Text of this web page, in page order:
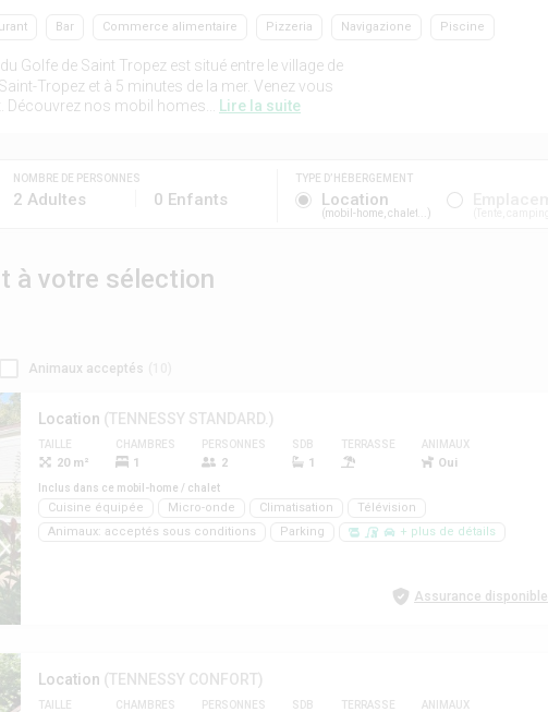
Bar Commerce alimentaire Pizzeria Navigazione Piscine
Golfe de Saint Tropez est situé entre le village de
Tropez et à 5 minutes de la mer. Venez vous
nos mobil homes...
Lire la suite
NOMBRE DE PERSONNES
2 Adultes 0 Enfants
TYPE D’HÉBERGEMENT
Location
mobil-home, chalet...
à votre sélection
Animaux acceptés
Location (TENNESSY STANDARD.)
TAILLE
20 m²
CHAMBRES
1
PERSONNES
2
SDB
1
TERRASSE ANIMAUX
Oui
Inclus dans ce mobil-home / chalet
Cuisine équipée Micro-onde Climatisation
Télévision
Animaux: acceptés sous conditions
Parking + plus de détails
Assurance disponible
Location (TENNESSY CONFORT)
TAILLE CHAMBRES PERSONNES SDB TERRASSE ANIMAUX